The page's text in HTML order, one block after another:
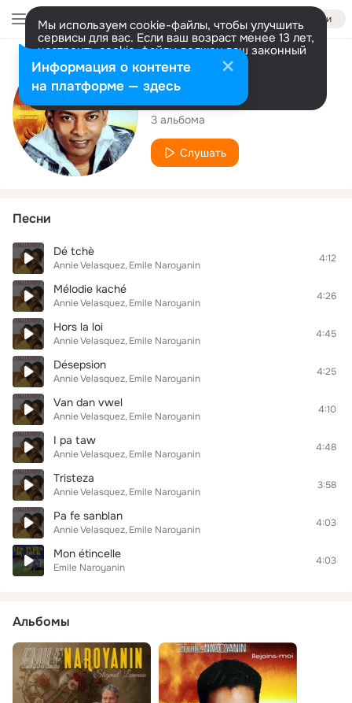
Войти
Мы используем cookie-файлы, чтобы улучшить
сервисы для вас. Если ваш возраст менее 13 лет,
настроить cookie-файлы должен ваш законный
представитель. Больше информации
Разрешить все Настроить
Исполнитель
Emile Naroyanin
3 альбома
Слушать
Песни
Dé tchè
Annie Velasquez Emile Naroyanin
4:12
Mélodie kaché
Annie Velasquez Emile Naroyanin
4:26
Hors la loi
Annie Velasquez Emile Naroyanin
4:45
Désepsion
Annie Velasquez Emile Naroyanin
4:25
Van dan vwel
Annie Velasquez Emile Naroyanin
4:10
I pa taw
Annie Velasquez Emile Naroyanin
4:48
Tristeza
Annie Velasquez Emile Naroyanin
3:58
Pa fe sanblan
Annie Velasquez Emile Naroyanin
4:03
Mon étincelle
Emile Naroyanin
4:03
Альбомы
Информация о контенте
на платформе — здесь